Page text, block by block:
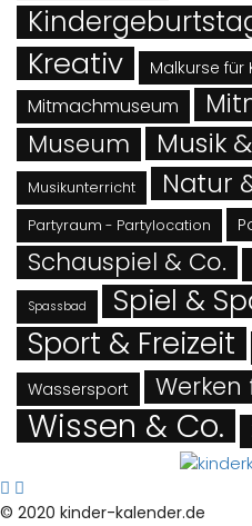
Kreativ Malkurse für
Mitmachmuseum
Museum Musik
Musikunterricht Natur
Partyraum - Partylocation
Schauspiel & Co.
Spassbad Spiel &
Sport & Freizeit
Wassersport Werken
Wissen & Co.
© 2020 kinder-kalender.de